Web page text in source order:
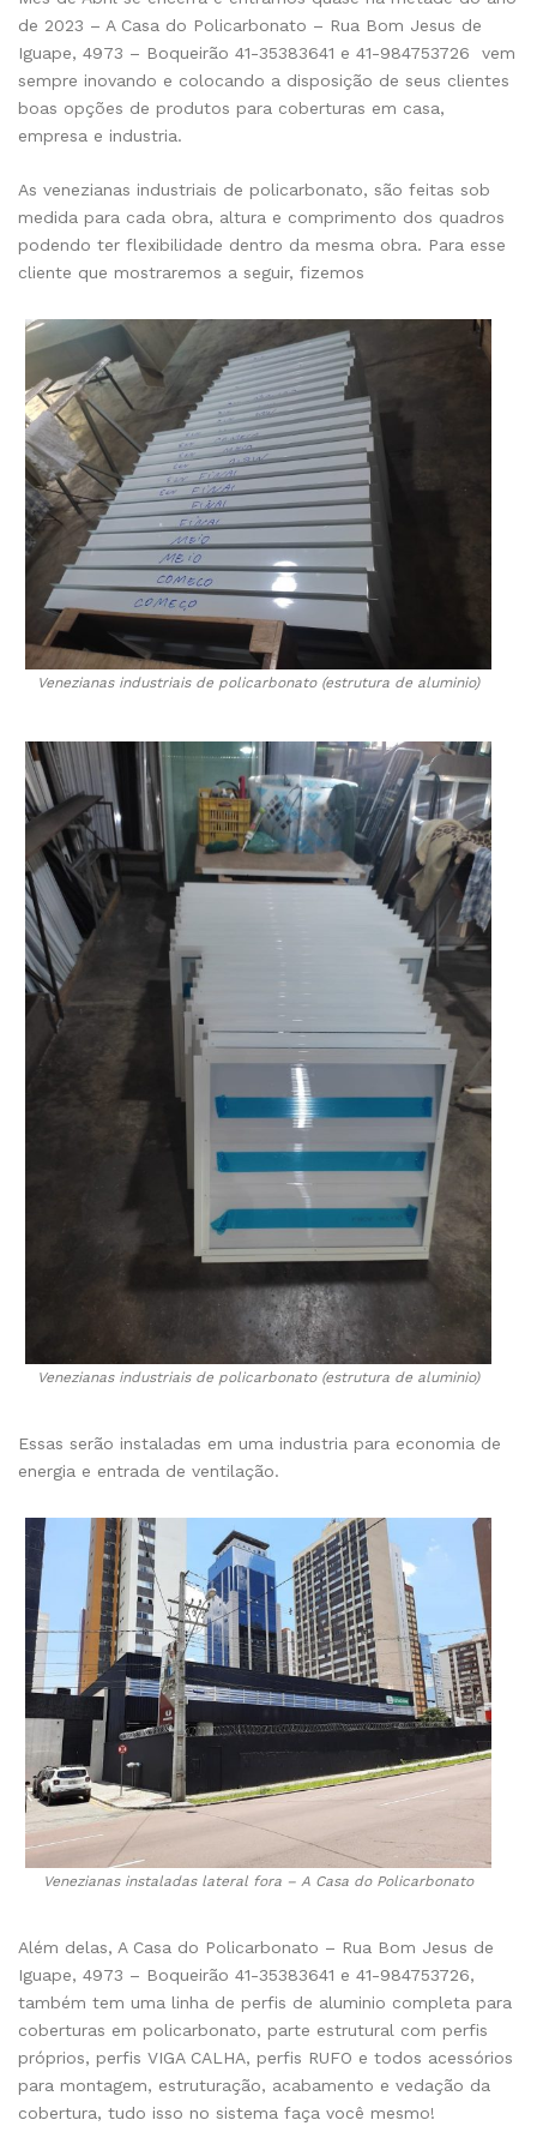
de 2023 – A Casa do Policarbonato – Rua Bom Jesus de
Iguape, 4973 – Boqueirão 41-35383641 e 41-984753726 vem
sempre inovando e colocando a disposição de seus clientes
boas opções de produtos para coberturas em casa,
empresa e industria.
As venezianas industriais de policarbonato, são feitas sob
medida para cada obra, altura e comprimento dos quadros
podendo ter flexibilidade dentro da mesma obra. Para esse
cliente que mostraremos a seguir, fizemos
Venezianas industriais de policarbonato (estrutura de aluminio)
Venezianas industriais de policarbonato (estrutura de aluminio)
Essas serão instaladas em uma industria para economia de
energia e entrada de ventilação.
Venezianas instaladas lateral fora – A Casa do Policarbonato
Além delas, A Casa do Policarbonato – Rua Bom Jesus de
Iguape, 4973 – Boqueirão 41-35383641 e 41-984753726,
também tem uma linha de perfis de aluminio completa para
coberturas em policarbonato, parte estrutural com perfis
próprios, perfis VIGA CALHA, perfis RUFO e todos acessórios
para montagem, estruturação, acabamento e vedação da
cobertura, tudo isso no sistema faça você mesmo!